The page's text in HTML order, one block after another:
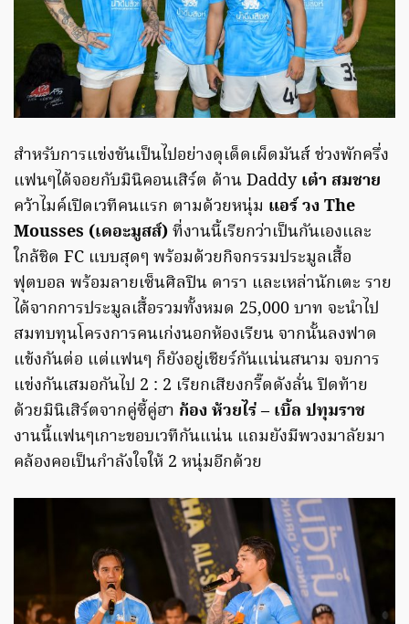
สำหรับการแข่งขันเป็นไปอย่างดุเด็ดเผ็ดมันส์ ช่วงพักครึ่ง
แฟนๆได้จอยกับมินิคอนเสิร์ต ด้าน Daddyเต๋า สมชาย
คว้าไมค์เปิดเวทีคนแรก ตามด้วยหนุ่ม แอร์ วง The
Mousses (เดอะมูสส์)ที่งานนี้เรียกว่าเป็นกันเองและ
ใกล้ชิด FC แบบสุดๆ พร้อมด้วยกิจกรรมประมูลเสื้อ
ฟุตบอล พร้อมลายเซ็นศิลปิน ดารา และเหล่านักเตะ ราย
ได้จากการประมูลเสื้อรวมทั้งหมด 25,000 บาท จะนำไป
สมทบทุนโครงการคนเก่งนอกห้องเรียน จากนั้นลงฟาด
แข้งกันต่อ แต่แฟนๆ ก็ยังอยู่เชียร์กันแน่นสนาม จบการ
แข่งกันเสมอกันไป 2 : 2 เรียกเสียงกรี๊ดดังลั่น ปิดท้าย
ด้วยมินิเสิร์ตจากคู่ซี้คู่ฮา ก้อง ห้วยไร่ – เบิ้ล ปทุมราช
งานนี้แฟนๆเกาะขอบเวทีกันแน่น แถมยังมีพวงมาลัยมา
คล้องคอเป็นกำลังใจให้ 2 หนุ่มอีกด้วย